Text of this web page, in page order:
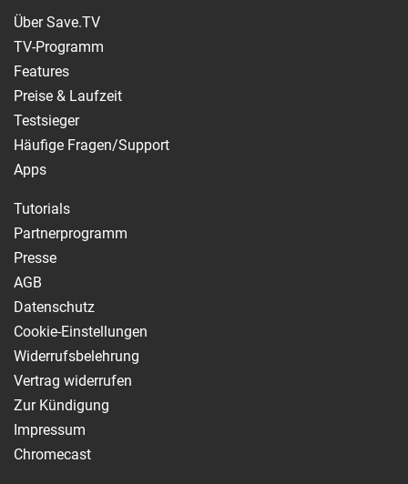
Über Save.TV
TV-Programm
Features
Preise & Laufzeit
Testsieger
Häufige Fragen/Support
Apps
Tutorials
Partnerprogramm
Presse
AGB
Datenschutz
Cookie-Einstellungen
Widerrufsbelehrung
Vertrag widerrufen
Zur Kündigung
Impressum
Chromecast